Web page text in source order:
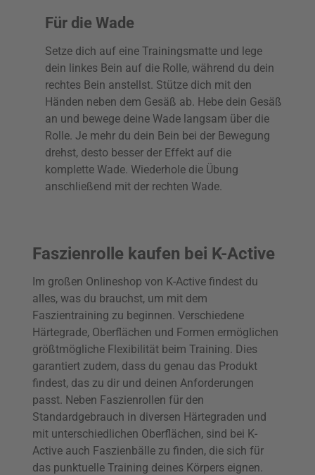
Für die Wade
Setze dich auf eine Trainingsmatte und lege
dein linkes Bein auf die Rolle, während du dein
rechtes Bein anstellst. Stütze dich mit den
Händen neben dem Gesäß ab. Hebe dein Gesäß
an und bewege deine Wade langsam über die
Rolle. Je mehr du dein Bein bei der Bewegung
drehst, desto besser der Effekt auf die
komplette Wade. Wiederhole die Übung
anschließend mit der rechten Wade.
Faszienrolle kaufen bei K-Active
Im großen Onlineshop von K-Active findest du
alles, was du brauchst, um mit dem
Faszientraining zu beginnen. Verschiedene
Härtegrade, Oberflächen und Formen ermöglichen
größtmögliche Flexibilität beim Training. Dies
garantiert zudem, dass du genau das Produkt
findest, das zu dir und deinen Anforderungen
passt. Neben Faszienrollen für den
Standardgebrauch in diversen Härtegraden und
mit unterschiedlichen Oberflächen, sind bei K-
Active auch Faszienbälle zu finden, die sich für
das punktuelle Training deines Körpers eignen.